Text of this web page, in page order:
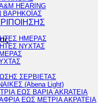
HEARING
ΒΑΡΗΚΟΪΑΣ
ΗΜΕΡΑΣ
ΝΥΧΤΑΣ
ΣΕΡΒΙΕΤΑΣ
(Abena Light)
ΕΩΣ ΒΑΡΙΑ AKRATEIA
ΕΩΣ ΜΕΤΡΙΑ ΑΚΡΑΤΕΙΑ